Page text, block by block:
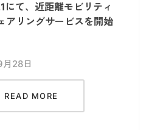
にて、近距離モビリティ
アリングサービスを開始
28日
READ MORE